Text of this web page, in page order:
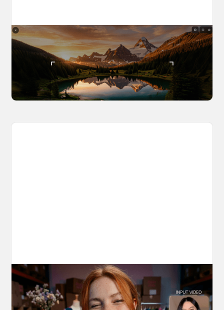
The World Builder's Handbook
Build a world once, shoot from it forever. Your
complete guide to creating, navigating, and
capturing inside OpenArt Worlds.
March 25, 2026
10 Types of Videos You Can Create with
Kling 3.0 Motion Control
Discover 10 video types you can create using